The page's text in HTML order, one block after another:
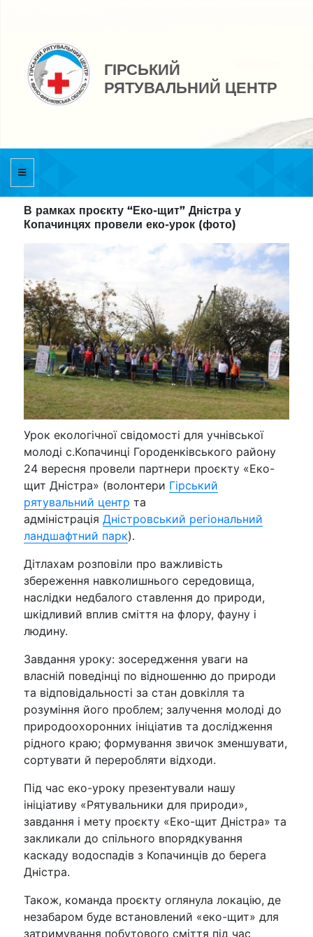
ГІРСЬКИЙ
РЯТУВАЛЬНИЙ ЦЕНТР
В рамках проєкту “Еко-щит” Дністра у
Копачинцях провели еко-урок (фото)
Урок екологічної свідомості для учнівської
молоді с.Копачинці Городенківського району
24 вересня провели партнери проєкту «Еко-
щит Дністра» (волонтери Гірський
рятувальний центр та
адміністраціяДністровський регіональний
ландшафтний парк).
Дітлахам розповіли про важливість
збереження навколишнього середовища,
наслідки недбалого ставлення до природи,
шкідливий вплив сміття на флору, фауну і
людину.
Завдання уроку: зосередження уваги на
власній поведінці по відношенню до природи
та відповідальності за стан довкілля та
розуміння його проблем; залучення молоді до
природоохоронних ініціатив та дослідження
рідного краю; формування звичок зменшувати,
сортувати й переробляти відходи.
Під час еко-уроку презентували нашу
ініціативу «Рятувальники для природи»,
завдання і мету проєкту «Еко-щит Дністра» та
закликали до спільного впорядкування
каскаду водоспадів з Копачинців до берега
Дністра.
Також, команда проєкту оглянула локацію, де
незабаром буде встановлений «еко-щит» для
затримування побутового сміття під час